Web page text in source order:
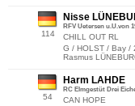
114
Nisse
RFV Uetersen u.U.von
CHILL OUT RL
G / HOLST / Bay /
Rasmus
54
Harm LAHDE
RC Elmgestüt Drei
CAN HOPE